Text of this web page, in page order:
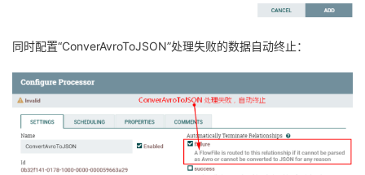
同时配置“ConverAvroToJSON”处理失败的数据自动终止：